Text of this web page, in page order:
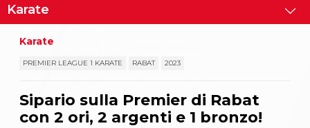
Partners
La disciplina
News
Karate
PREMIER LEAGUE 1 KARATE RABAT 2023
Sipario sulla Premier di Rabat
con 2 ori, 2 argenti e 1 bronzo!